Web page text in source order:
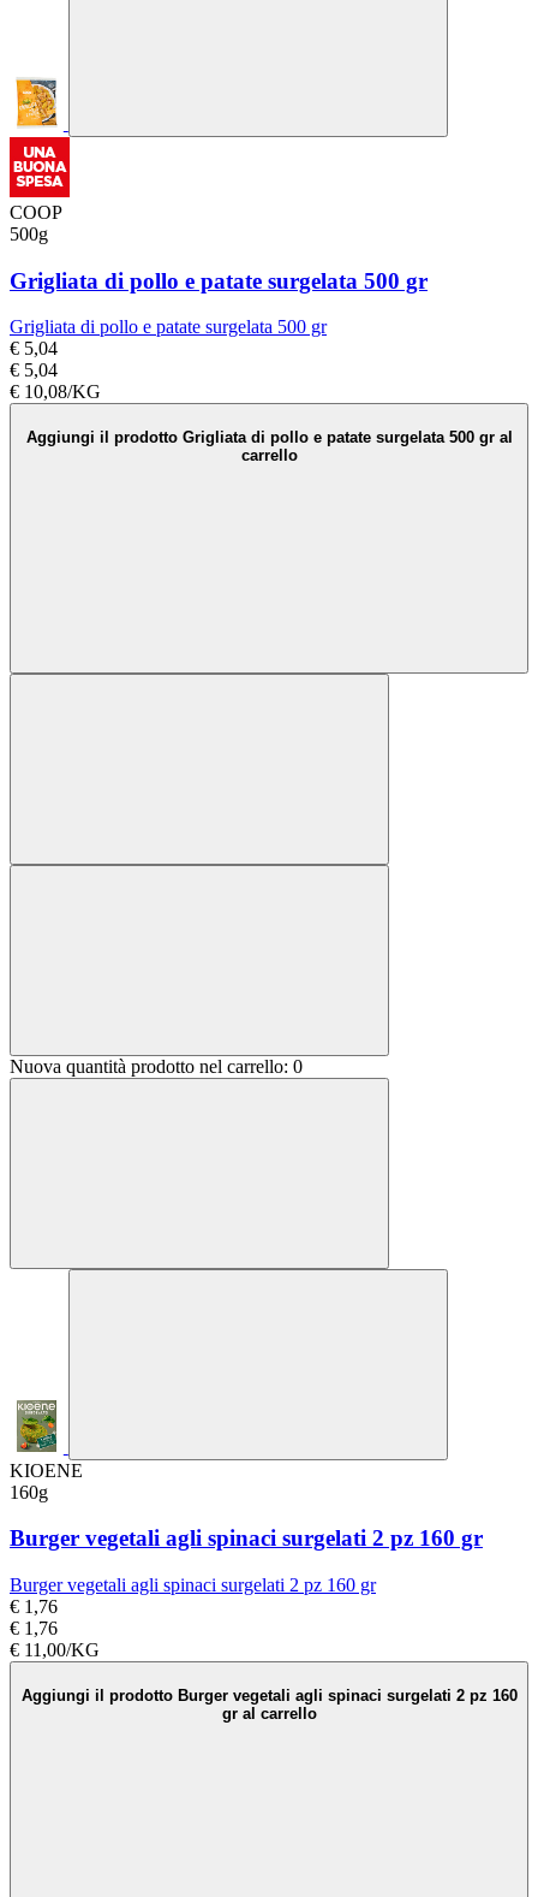
COOP
500g
Grigliata di pollo e patate surgelata 500 gr
Grigliata di pollo e patate surgelata 500 gr
€ 5,04
€ 5,04
€ 10,08/KG
Aggiungi il prodotto Grigliata di pollo e patate surgelata 500 gr al
carrello
Nuova quantità prodotto nel carrello: 0
KIOENE
160g
Burger vegetali agli spinaci surgelati 2 pz 160 gr
Burger vegetali agli spinaci surgelati 2 pz 160 gr
€ 1,76
€ 1,76
€ 11,00/KG
Aggiungi il prodotto Burger vegetali agli spinaci surgelati 2 pz 160
gr al carrello